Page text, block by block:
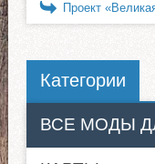
Проект
Категории
ВСЕ МОДЫ